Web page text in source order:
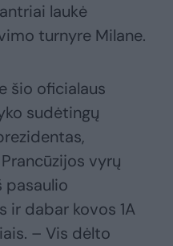
laukė
turnyre Milane.
šio oficialaus
sudėtingų
vyrų
pasaulio
ir dabar kovos 1A
– Vis dėlto